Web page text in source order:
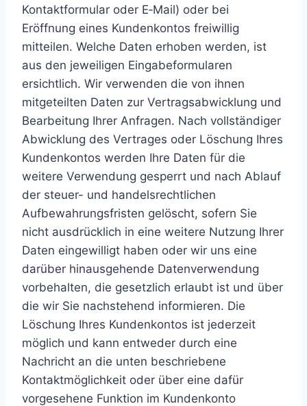
Kontaktformular oder E‑Mail) oder bei
Eröffnung eines Kundenkontos freiwillig
mitteilen. Welche Daten erhoben werden, ist
aus den jeweiligen Eingabeformularen
ersichtlich. Wir verwenden die von ihnen
mitgeteilten Daten zur Vertragsabwicklung und
Bearbeitung Ihrer Anfragen. Nach vollständiger
Abwicklung des Vertrages oder Löschung Ihres
Kundenkontos werden Ihre Daten für die
weitere Verwendung gesperrt und nach Ablauf
der steuer- und handelsrechtlichen
Aufbewahrungsfristen gelöscht, sofern Sie
nicht ausdrücklich in eine weitere Nutzung Ihrer
Daten eingewilligt haben oder wir uns eine
darüber hinausgehende Datenverwendung
vorbehalten, die gesetzlich erlaubt ist und über
die wir Sie nachstehend informieren. Die
Löschung Ihres Kundenkontos ist jederzeit
möglich und kann entweder durch eine
Nachricht an die unten beschriebene
Kontaktmöglichkeit oder über eine dafür
vorgesehene Funktion im Kundenkonto